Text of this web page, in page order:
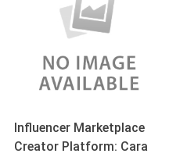
Influencer Marketplace
Creator Platform: Cara